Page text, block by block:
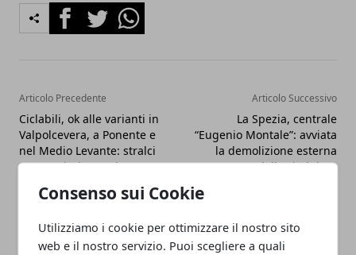
Consenso sui Cookie
Utilizziamo i cookie per ottimizzare il nostro sito
web e il nostro servizio. Puoi scegliere a quali
FacebookTwitterWhatsapp
Articolo Precedente
Ciclabili, ok alle varianti in
Valpolcevera, a Ponente e
nel Medio Levante: stralci
per cantieri e scadenze
Articolo Successivo
La Spezia, centrale
“Eugenio Montale”: avviata
la demolizione esterna
della ciminiera